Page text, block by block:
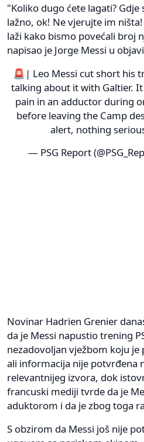
"Koliko dugo ćete lagati? Gdje
lažno, ok! Ne vjerujte im
laži kako bismo povećali broj
napisao je Jorge Messi u
🚨| Leo Messi cut short his
talking about it with Galtier.
pain in an adductor during
before leaving the Camp
alert, nothing
— PSG Report
Novinar Hadrien Grenier
da je Messi napustio trening
nezadovoljan vježbom koju je
ali informacija nije potvrđena
relevantnijeg izvora, dok
francuski mediji tvrde da je
aduktorom i da je zbog toga
S obzirom da Messi još nije